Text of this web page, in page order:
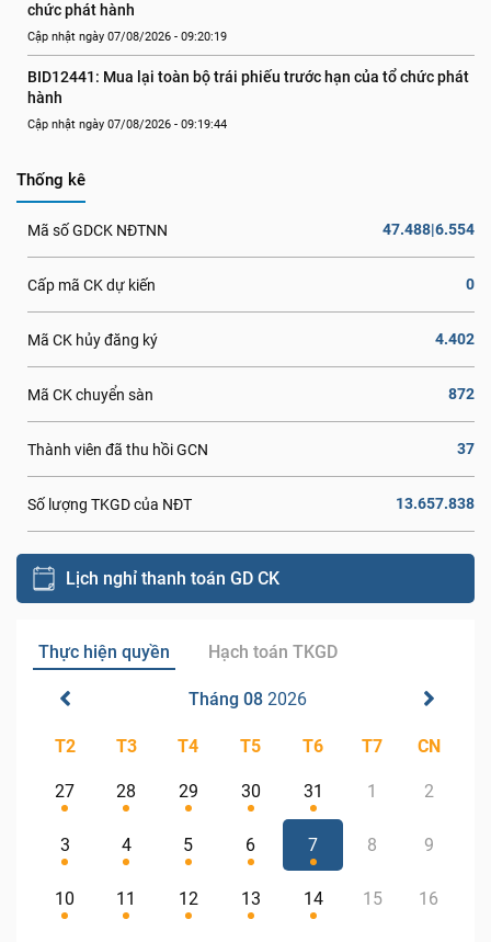
chức phát hành
Cập nhật ngày 07/08/2026 - 09:20:19
BID12441: Mua lại toàn bộ trái phiếu trước hạn của tổ chức phát
hành
Cập nhật ngày 07/08/2026 - 09:19:44
Thống kê
Mã số GDCK NĐTNN 47.488|6.554
Cấp mã CK dự kiến 0
Mã CK hủy đăng ký 4.402
Mã CK chuyển sàn 872
Thành viên đã thu hồi GCN 37
Số lượng TKGD của NĐT 13.657.838
Lịch nghỉ thanh toán GD CK
Thực hiện quyền Hạch toán TKGD
Tháng 08 2026
T2 T3 T4 T5 T6 T7 CN
27 28 29 30 31 1 2
3 4 5 6 7 8 9
10 11 12 13 14 15 16